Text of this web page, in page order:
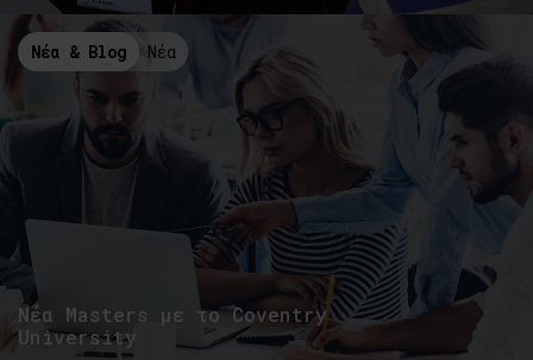
Νέα & Blog Νέα
Νέα Masters με το Coventry
University